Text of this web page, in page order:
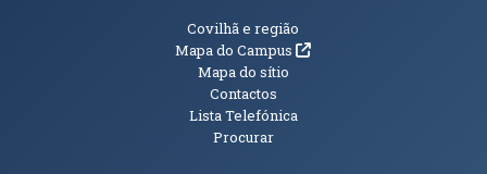
Informações Adicionais
Covilhã e região
Mapa do Campus(abre em nova janela)
Mapa do sítio
Contactos
Lista Telefónica
Procurar